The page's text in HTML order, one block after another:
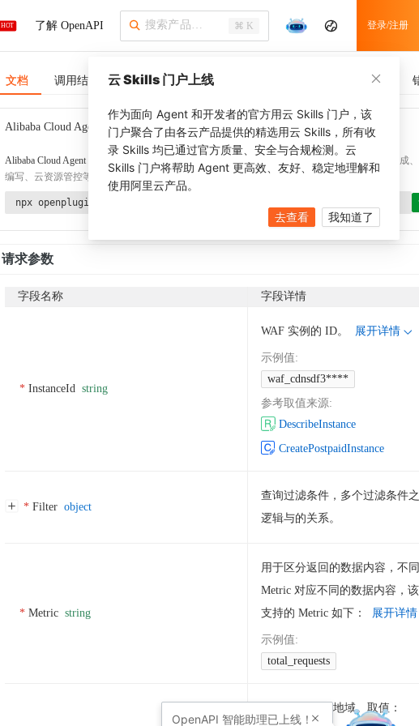
HOT 了解 OpenAPI ⌘ K 登录/注册
文档 调用结果 SDK 示例 CLI 示例 调用历史
Alibaba Cloud Agent Toolkit 了解更多
Alibaba Cloud Agent Toolkit
提供 Agent 插件、技能、MCP 配置和验证工具，涵盖 SDK 代码生成、
编写、云资源管控等能力。通过 alibabacloud-agent-toolkit-install 技能可快速完成本地配置。
npx openplugin aliyun/alibabacloud-agent-toolkit
请求参数
字段名称 字段详情
InstanceId string
WAF 实例的 ID。 展开详情
示例值:
waf_cdnsdf3****
参考取值来源:
DescribeInstance
CreatePostpaidInstance
Filter object
查询过滤条件，多个过滤条件
逻辑与的关系。
Metric string
用于区分返回的数据内容，不
Metric 对应不同的数据内容，
支持的 Metric 如下：
展开详情
示例值:
total_requests
WAF 实例所属地域。取值：
云 Skills 门户上线
作为面向 Agent 和开发者的官方用云 Skills 门户，该
门户聚合了由各云产品提供的精选用云 Skills，所有收
录 Skills 均已通过官方质量、安全与合规检测。云
Skills 门户将帮助 Agent 更高效、友好、稳定地理解和
使用阿里云产品。
去查看 我知道了
OpenAPI 智能助理已上线！